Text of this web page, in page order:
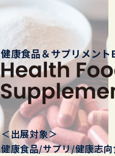
健康食品＆サプリメント
＜出展対象＞
健康食品/サプリ/健康志